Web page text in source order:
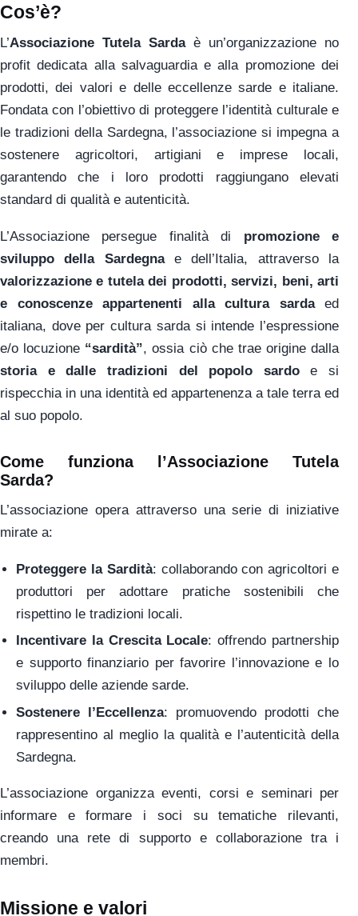
Cos’è?
L’Associazione Tutela Sardaè un’organizzazione no
profit dedicata alla salvaguardia e alla promozione dei
prodotti, dei valori e delle eccellenze sarde e italiane.
Fondata con l’obiettivo di proteggere l’identità culturale e
le tradizioni della Sardegna, l’associazione si impegna a
sostenere agricoltori, artigiani e imprese locali,
garantendo che i loro prodotti raggiungano elevati
standard di qualità e autenticità.
L’Associazione persegue finalità di promozione e
sviluppo della Sardegna e dell’Italia, attraverso la
valorizzazione e tutela dei prodotti, servizi, beni, arti
e conoscenze appartenenti alla cultura sarda ed
italiana, dove per cultura sarda si intende l’espressione
e/o locuzione “sardità”, ossia ciò che trae origine dalla
storia e dalle tradizioni del popolo sardoe si
rispecchia in una identità ed appartenenza a tale terra ed
al suo popolo.
Come funziona l’Associazione Tutela
Sarda?
L’associazione opera attraverso una serie di iniziative
mirate a:
Proteggere la Sardità: collaborando con agricoltori e
produttori per adottare pratiche sostenibili che
rispettino le tradizioni locali.
Incentivare la Crescita Locale: offrendo partnership
e supporto finanziario per favorire l’innovazione e lo
sviluppo delle aziende sarde.
Sostenere l’Eccellenza: promuovendo prodotti che
rappresentino al meglio la qualità e l’autenticità della
Sardegna.
L’associazione organizza eventi, corsi e seminari per
informare e formare i soci su tematiche rilevanti,
creando una rete di supporto e collaborazione tra i
membri.
Missione e valori